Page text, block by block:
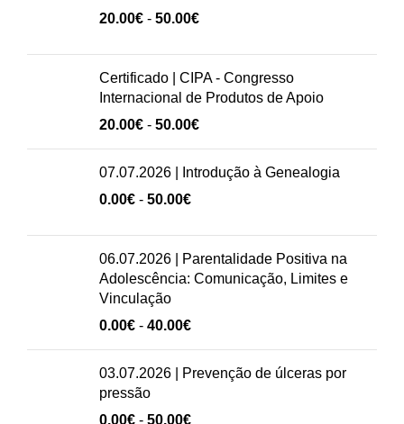
20.00€ - 50.00€Intervalo
preços:
20.00€
a
Certificado | CIPA - Congresso
Internacional de Produtos de Apoio
20.00€ - 50.00€Intervalo
preços:
20.00€
07.07.2026 | Introdução à Genealogia
0.00€ - 50.00€Intervalo
preços:
0.00€
a
06.07.2026 | Parentalidade Positiva na
Adolescência: Comunicação, Limites e
Vinculação
0.00€ - 40.00€Intervalo
03.07.2026 | Prevenção de úlceras por
pressão
0.00€ - 50.00€Intervalo